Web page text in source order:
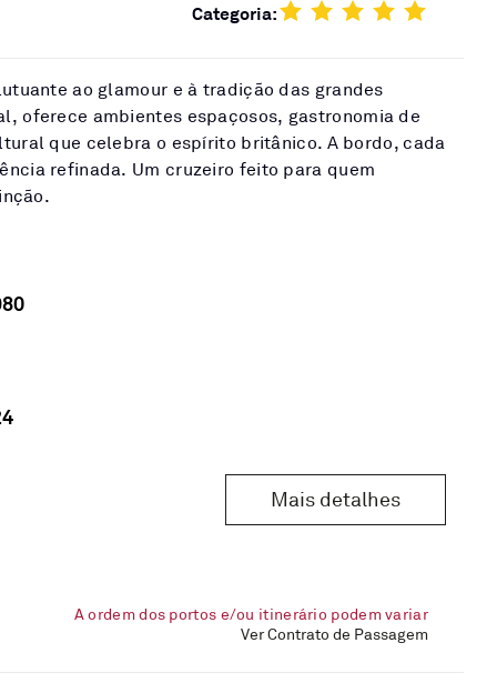
Categoria:
ao glamour e à tradição das grandes
oferece ambientes espaçosos, gastronomia de
que celebra o espírito britânico. A bordo, cada
refinada. Um cruzeiro feito para quem
Mais detalhes
A ordem dos portos e/ou itinerário podem variar
Ver Contrato de Passagem